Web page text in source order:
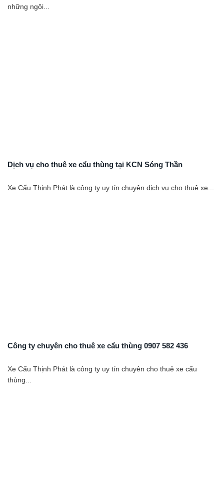
những ngôi...
Dịch vụ cho thuê xe cẩu thùng tại KCN Sóng Thần
Xe Cẩu Thịnh Phát là công ty uy tín chuyên dịch vụ cho thuê xe...
Công ty chuyên cho thuê xe cẩu thùng 0907 582 436
Xe Cẩu Thịnh Phát là công ty uy tín chuyên cho thuê xe cẩu
thùng...